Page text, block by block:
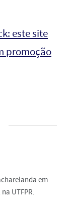
este site
promoção
em
UTFPR.